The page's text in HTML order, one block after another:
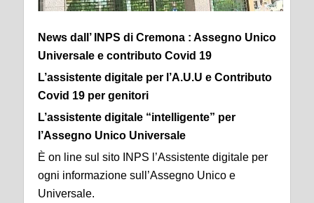
News dall’ INPS di Cremona : Assegno Unico
Universale e contributo Covid 19
L’assistente digitale per l’A.U.U e Contributo
Covid 19 per genitori
L’assistente digitale “intelligente” per
l’Assegno Unico Universale
È on line sul sito INPS l’Assistente digitale per
ogni informazione sull’Assegno Unico e
Universale.